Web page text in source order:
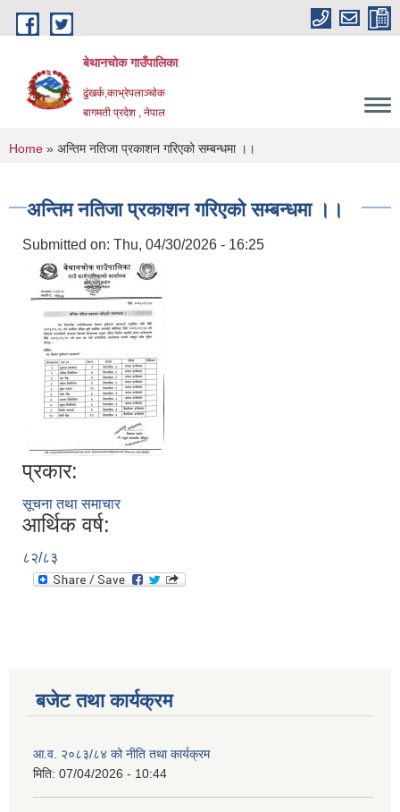
Skip to main content
बेथानचोक गाउँपालिका
ढुंखर्क,काभ्रेपलाञ्चाेक
बागमती प्रदेश , नेपाल
You are here
Home » अन्तिम नतिजा प्रकाशन गरिएको सम्बन्धमा ।।
अन्तिम नतिजा प्रकाशन गरिएको सम्बन्धमा ।।
Submitted on: Thu, 04/30/2026 - 16:25
प्रकार:
सूचना तथा समाचार
आर्थिक वर्ष:
८२/८३
बजेट तथा कार्यक्रम
आ.व. २०८३/८४ को नीति तथा कार्यक्रम
मिति: 07/04/2026 - 10:44